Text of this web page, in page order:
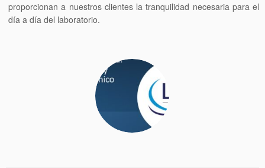
proporcionan a nuestros clientes la tranquilidad necesaria para el
día a día del laboratorio.